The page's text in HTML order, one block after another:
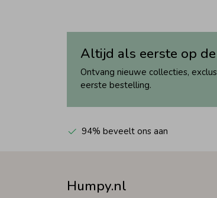
Altijd als eerste op
Ontvang nieuwe collecties,
eerste bestelling.
94% beveelt ons aan
Humpy.nl